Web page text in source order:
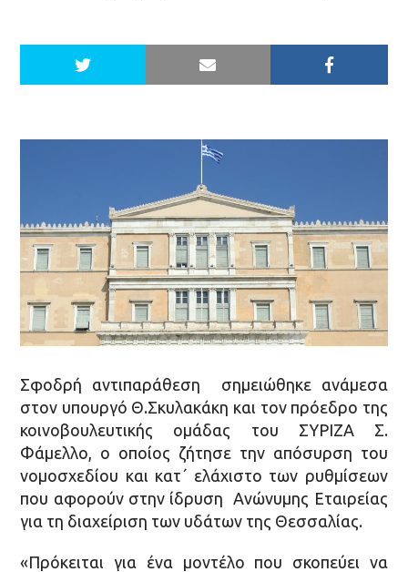
Σφοδρή αντιπαράθεση σημειώθηκε ανάμεσα
στον υπουργό Θ.Σκυλακάκη και τον πρόεδρο της
κοινοβουλευτικής ομάδας του ΣΥΡΙΖΑ Σ.
Φάμελλο, ο οποίος ζήτησε την απόσυρση του
νομοσχεδίου και κατ΄ ελάχιστο των ρυθμίσεων
που αφορούν στην ίδρυση Ανώνυμης Εταιρείας
για τη διαχείριση των υδάτων της Θεσσαλίας.
«Πρόκειται για ένα μοντέλο που σκοπεύει να